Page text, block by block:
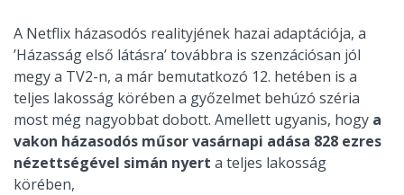
A Netflix házasodós realityjének hazai adaptációja, a
’Házasság első látásra’ továbbra is szenzációsan jól
megy a TV2-n, a már bemutatkozó 12. hetében is a
teljes lakosság körében a győzelmet behúzó széria
most még nagyobbat dobott. Amellett ugyanis, hogy a
vakon házasodós műsor vasárnapi adása 828 ezres
nézettségével simán nyert a teljes lakosság
körében,